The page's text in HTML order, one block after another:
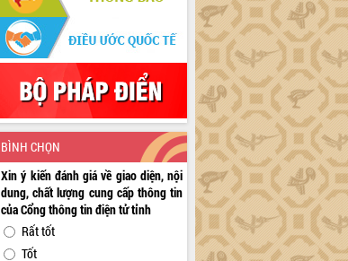
BÌNH CHỌN
Xin ý kiến đánh giá về giao diện, nội
dung, chất lượng cung cấp thông tin
của Cổng thông tin điện tử tỉnh
Rất tốt
Tốt